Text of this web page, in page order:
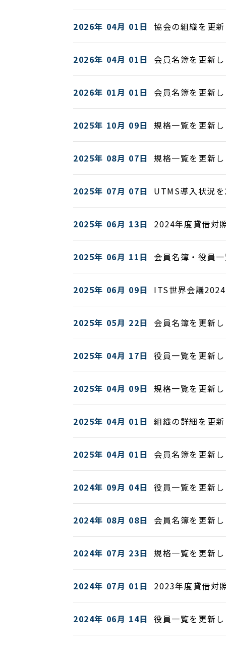
2026年 04月 01日 協会の組織を更
2026年 04月 01日 会員名簿を更新
2026年 01月 01日 会員名簿を更新
2025年 10月 09日 規格一覧を更新
2025年 08月 07日 規格一覧を更新
2025年 07月 07日 UTMS導入状況
2025年 06月 13日 2024年度貸借対
2025年 06月 11日 会員名簿・役員
2025年 06月 09日 ITS世界会議
2025年 05月 22日 会員名簿を更新
2025年 04月 17日 役員一覧を更新
2025年 04月 09日 規格一覧を更新
2025年 04月 01日 組織の詳細を更
2025年 04月 01日 会員名簿を更新
2024年 09月 04日 役員一覧を更新
2024年 08月 08日 会員名簿を更新
2024年 07月 23日 規格一覧を更新
2024年 07月 01日 2023年度貸借対
2024年 06月 14日 役員一覧を更新